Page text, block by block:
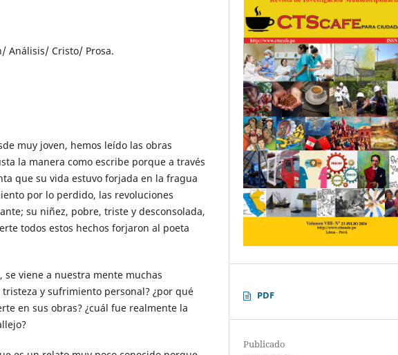
Análisis/ Cristo/ Prosa.
muy joven, hemos leído las obras
la manera como escribe porque a través
que su vida estuvo forjada en la fragua
por lo perdido, las revoluciones
su niñez, pobre, triste y desconsolada,
todos estos hechos forjaron al poeta
se viene a nuestra mente muchas
y sufrimiento personal? ¿por qué
en sus obras? ¿cuál fue realmente la
PDF
Publicado